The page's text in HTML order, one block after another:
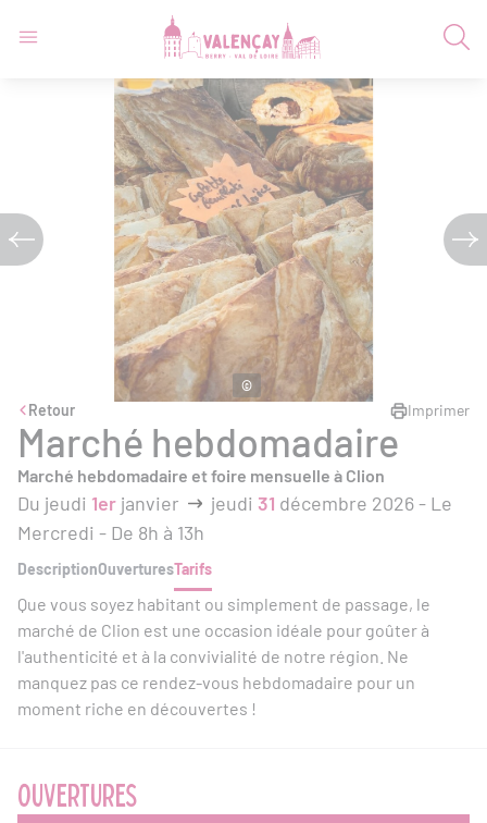
©
Retour Imprimer
Marché hebdomadaire
Marché hebdomadaire et foire mensuelle à Clion
Du jeudi 1er janvier jeudi 31 décembre 2026 - Le
Mercredi - De 8h à 13h
DescriptionOuverturesTarifs
Que vous soyez habitant ou simplement de passage, le
marché de Clion est une occasion idéale pour goûter à
l'authenticité et à la convivialité de notre région. Ne
manquez pas ce rendez-vous hebdomadaire pour un
moment riche en découvertes !
OUVERTURES